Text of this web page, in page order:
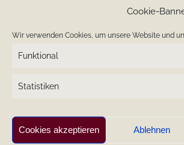
Cookie-
Wir verwenden Cookies, um unsere Website und
Funktional
Statistiken
Cookies akzeptieren Ablehnen